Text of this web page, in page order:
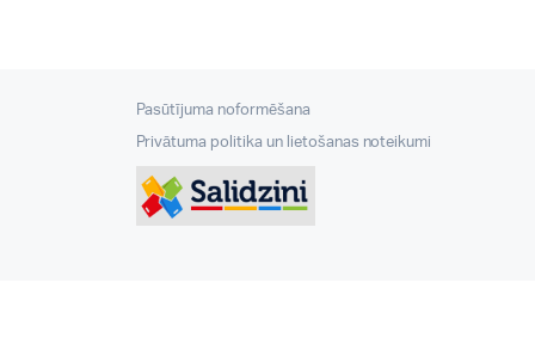
Pasūtījuma noformēšana
Privātuma politika un lietošanas noteikumi